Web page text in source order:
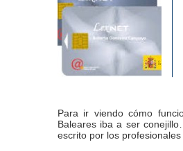
Para ir viendo cómo
Baleares iba a ser
escrito por los